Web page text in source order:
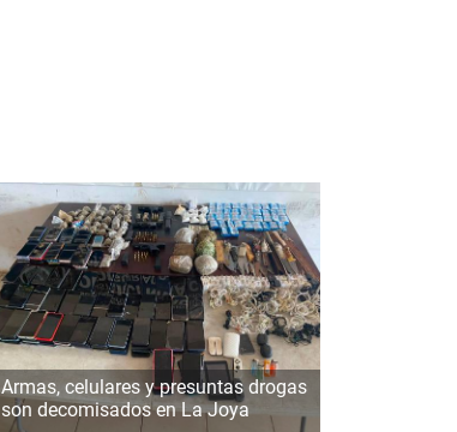
Armas, celulares y presuntas drogas
son decomisados en La Joya